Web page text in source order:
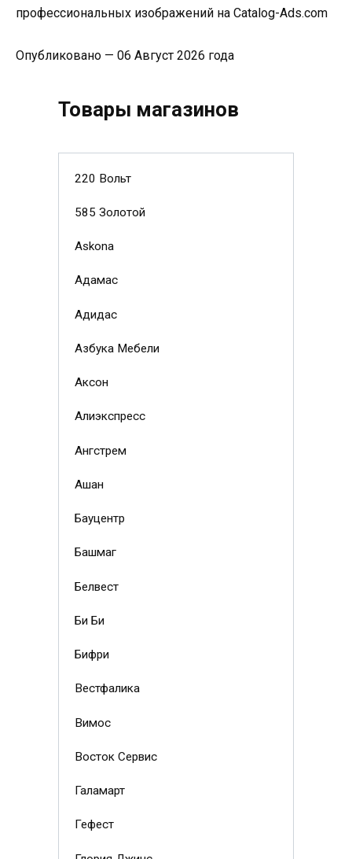
профессиональных изображений на Catalog-Ads.com
Опубликовано — 06 Август 2026 года
Товары магазинов
220 Вольт
585 Золотой
Askona
Адамас
Адидас
Азбука Мебели
Аксон
Алиэкспресс
Ангстрем
Ашан
Бауцентр
Башмаг
Белвест
Би Би
Бифри
Вестфалика
Вимос
Восток Сервис
Галамарт
Гефест